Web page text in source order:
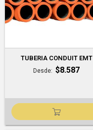
TUBERIA CONDUIT EMT
Desde $8.587